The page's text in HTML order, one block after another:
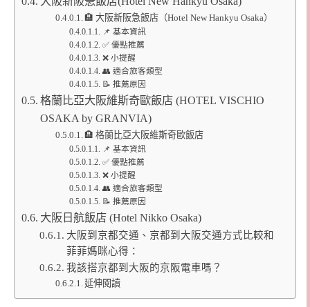
🏨 大阪新阪急飯店（Hotel New Hankyu Osaka）
📌 基本資訊
✅ 優點推薦
❌ 小提醒
👥 適合旅客類型
📝 推薦原因
格蘭比亞大阪維斯奇歐飯店 (HOTEL VISCHIO
OSAKA by GRANVIA)
🏨 格蘭比亞大阪維斯奇歐飯店
📌 基本資訊
✅ 優點推薦
❌ 小提醒
👥 適合旅客類型
📝 推薦原因
大阪日航飯店 (Hotel Nikko Osaka)
大阪到京都交通、京都到大阪交通方式比較和
菲菲媽咪心得：
我該搭京都到大阪的京阪電車嗎？
延伸閱讀